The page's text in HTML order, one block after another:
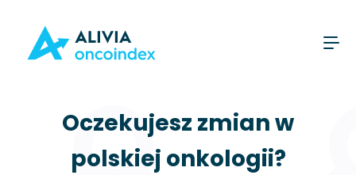
Oczekujesz zmian w
polskiej onkologii?